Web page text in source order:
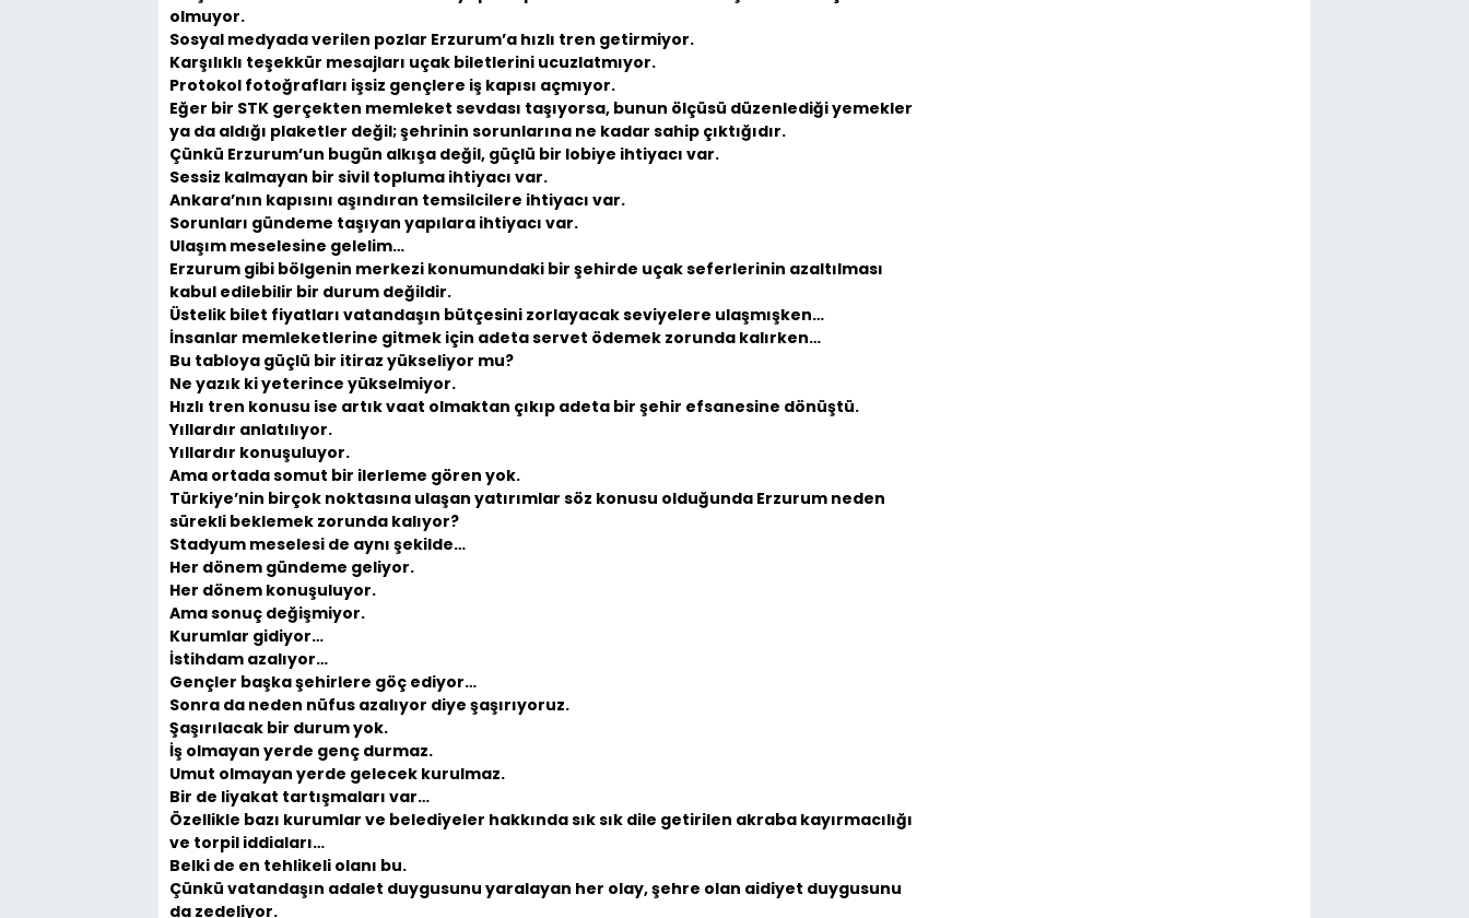
olmuyor.
Sosyal medyada verilen pozlar Erzurum’a hızlı tren getirmiyor.
Karşılıklı teşekkür mesajları uçak biletlerini ucuzlatmıyor.
Protokol fotoğrafları işsiz gençlere iş kapısı açmıyor.
Eğer bir STK gerçekten memleket sevdası taşıyorsa, bunun ölçüsü düzenlediği yemekler
ya da aldığı plaketler değil; şehrinin sorunlarına ne kadar sahip çıktığıdır.
Çünkü Erzurum’un bugün alkışa değil, güçlü bir lobiye ihtiyacı var.
Sessiz kalmayan bir sivil topluma ihtiyacı var.
Ankara’nın kapısını aşındıran temsilcilere ihtiyacı var.
Sorunları gündeme taşıyan yapılara ihtiyacı var.
Ulaşım meselesine gelelim…
Erzurum gibi bölgenin merkezi konumundaki bir şehirde uçak seferlerinin azaltılması
kabul edilebilir bir durum değildir.
Üstelik bilet fiyatları vatandaşın bütçesini zorlayacak seviyelere ulaşmışken…
İnsanlar memleketlerine gitmek için adeta servet ödemek zorunda kalırken…
Bu tabloya güçlü bir itiraz yükseliyor mu?
Ne yazık ki yeterince yükselmiyor.
Hızlı tren konusu ise artık vaat olmaktan çıkıp adeta bir şehir efsanesine dönüştü.
Yıllardır anlatılıyor.
Yıllardır konuşuluyor.
Ama ortada somut bir ilerleme gören yok.
Türkiye’nin birçok noktasına ulaşan yatırımlar söz konusu olduğunda Erzurum neden
sürekli beklemek zorunda kalıyor?
Stadyum meselesi de aynı şekilde…
Her dönem gündeme geliyor.
Her dönem konuşuluyor.
Ama sonuç değişmiyor.
Kurumlar gidiyor…
İstihdam azalıyor…
Gençler başka şehirlere göç ediyor…
Sonra da neden nüfus azalıyor diye şaşırıyoruz.
Şaşırılacak bir durum yok.
İş olmayan yerde genç durmaz.
Umut olmayan yerde gelecek kurulmaz.
Bir de liyakat tartışmaları var…
Özellikle bazı kurumlar ve belediyeler hakkında sık sık dile getirilen akraba kayırmacılığı
ve torpil iddiaları…
Belki de en tehlikeli olanı bu.
Çünkü vatandaşın adalet duygusunu yaralayan her olay, şehre olan aidiyet duygusunu
da zedeliyor.